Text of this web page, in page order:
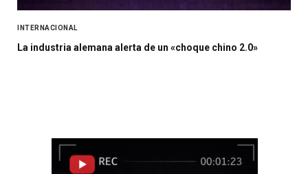
INTERNACIONAL
La industria alemana alerta de un «choque chino 2.0»